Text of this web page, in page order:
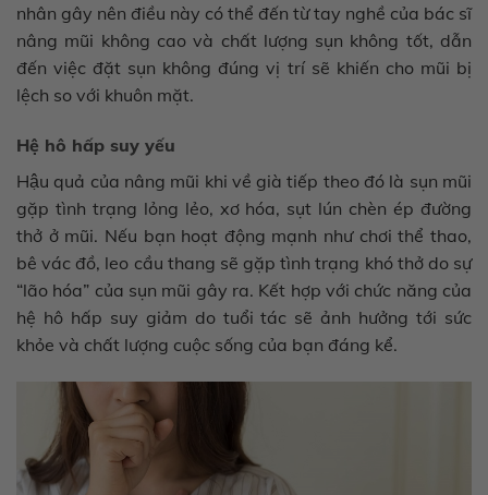
nhân gây nên điều này có thể đến từ tay nghề của bác sĩ
nâng mũi không cao và chất lượng sụn không tốt, dẫn
đến việc đặt sụn không đúng vị trí sẽ khiến cho mũi bị
lệch so với khuôn mặt.
Hệ hô hấp suy yếu
Hậu quả của nâng mũi khi về già tiếp theo đó là sụn mũi
gặp tình trạng lỏng lẻo, xơ hóa, sụt lún chèn ép đường
thở ở mũi. Nếu bạn hoạt động mạnh như chơi thể thao,
bê vác đồ, leo cầu thang sẽ gặp tình trạng khó thở do sự
“lão hóa” của sụn mũi gây ra. Kết hợp với chức năng của
hệ hô hấp suy giảm do tuổi tác sẽ ảnh hưởng tới sức
khỏe và chất lượng cuộc sống của bạn đáng kể.